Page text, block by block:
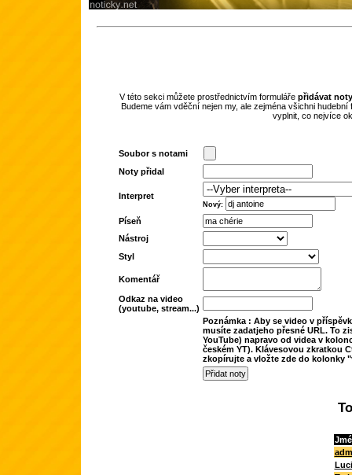
V této sekci můžete prostřednictvím formuláře přidávat noty
Budeme vám vděční nejen my, ale zejména všichni
vyplnit, co nejvíce
Soubor s notami
Noty přidal
Interpret
Nový:
Píseň
Nástroj
Styl
Komentář
Odkaz na video
(youtube, stream...)
Poznámka : Aby se video v
musíte zadatjeho přesné URL. To
YouTube) napravo od videa v
českém YT). Klávesovou zkratkou
zkopírujte a vložte zde do kolonky